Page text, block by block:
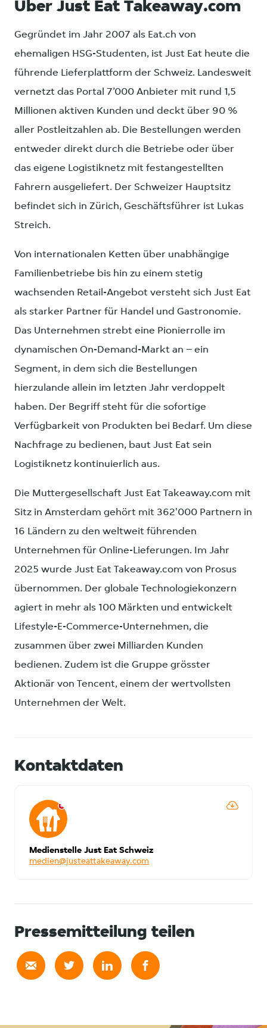
Über Just Eat Takeaway.com
Gegründet im Jahr 2007 als Eat.ch von
ehemaligen HSG-Studenten, ist Just Eat heute die
führende Lieferplattform der Schweiz. Landesweit
vernetzt das Portal 7’000 Anbieter mit rund 1,5
Millionen aktiven Kunden und deckt über 90 %
aller Postleitzahlen ab. Die Bestellungen werden
entweder direkt durch die Betriebe oder über
das eigene Logistiknetz mit festangestellten
Fahrern ausgeliefert. Der Schweizer Hauptsitz
befindet sich in Zürich, Geschäftsführer ist Lukas
Streich.
Von internationalen Ketten über unabhängige
Familienbetriebe bis hin zu einem stetig
wachsenden Retail-Angebot versteht sich Just Eat
als starker Partner für Handel und Gastronomie.
Das Unternehmen strebt eine Pionierrolle im
dynamischen On-Demand-Markt an – ein
Segment, in dem sich die Bestellungen
hierzulande allein im letzten Jahr verdoppelt
haben. Der Begriff steht für die sofortige
Verfügbarkeit von Produkten bei Bedarf. Um diese
Nachfrage zu bedienen, baut Just Eat sein
Logistiknetz kontinuierlich aus.
Die Muttergesellschaft Just Eat Takeaway.com mit
Sitz in Amsterdam gehört mit 362'000 Partnern in
16 Ländern zu den weltweit führenden
Unternehmen für Online-Lieferungen. Im Jahr
2025 wurde Just Eat Takeaway.com von Prosus
übernommen. Der globale Technologiekonzern
agiert in mehr als 100 Märkten und entwickelt
Lifestyle-E-Commerce-Unternehmen, die
zusammen über zwei Milliarden Kunden
bedienen. Zudem ist die Gruppe grösster
Aktionär von Tencent, einem der wertvollsten
Unternehmen der Welt.
Kontaktdaten
Medienstelle Just Eat Schweiz
medien@justeattakeaway.com
Pressemitteilung teilen